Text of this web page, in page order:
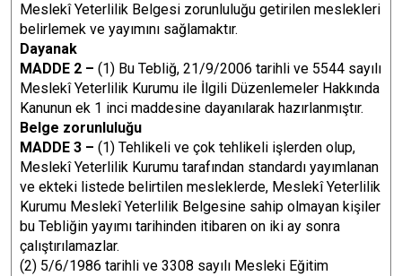
Meslekî Yeterlilik Belgesi zorunluluğu getirilen meslekleri
belirlemek ve yayımını sağlamaktır.
Dayanak
MADDE 2 – (1) Bu Tebliğ, 21/9/2006 tarihli ve 5544 sayılı
Meslekî Yeterlilik Kurumu ile İlgili Düzenlemeler Hakkında
Kanunun ek 1 inci maddesine dayanılarak hazırlanmıştır.
Belge zorunluluğu
MADDE 3 – (1) Tehlikeli ve çok tehlikeli işlerden olup,
Meslekî Yeterlilik Kurumu tarafından standardı yayımlanan
ve ekteki listede belirtilen mesleklerde, Meslekî Yeterlilik
Kurumu Meslekî Yeterlilik Belgesine sahip olmayan kişiler
bu Tebliğin yayımı tarihinden itibaren on iki ay sonra
çalıştırılamazlar.
(2) 5/6/1986 tarihli ve 3308 sayılı Mesleki Eğitim